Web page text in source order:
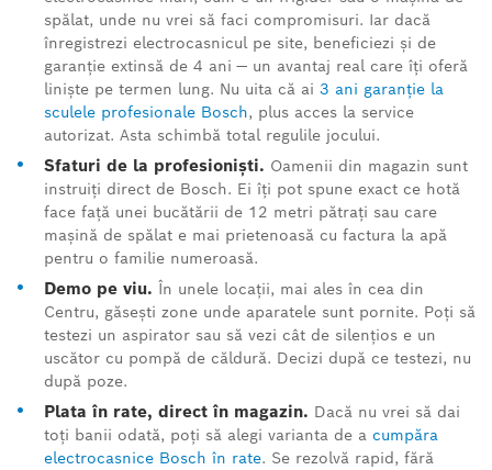
spălat, unde nu vrei să faci compromisuri. Iar dacă
înregistrezi electrocasnicul pe site, beneficiezi și de
garanție extinsă de 4 ani — un avantaj real care îți oferă
liniște pe termen lung. Nu uita că ai 3 ani garanție la
sculele profesionale Bosch, plus acces la service
autorizat. Asta schimbă total regulile jocului.
• Sfaturi de la profesioniști. Oamenii din magazin sunt
instruiți direct de Bosch. Ei îți pot spune exact ce hotă
face față unei bucătării de 12 metri pătrați sau care
mașină de spălat e mai prietenoasă cu factura la apă
pentru o familie numeroasă.
• Demo pe viu. În unele locații, mai ales în cea din
Centru, găsești zone unde aparatele sunt pornite. Poți să
testezi un aspirator sau să vezi cât de silențios e un
uscător cu pompă de căldură. Decizi după ce testezi, nu
după poze.
• Plata în rate, direct în magazin. Dacă nu vrei să dai
toți banii odată, poți să alegi varianta de a cumpăra
electrocasnice Bosch în rate. Se rezolvă rapid, fără